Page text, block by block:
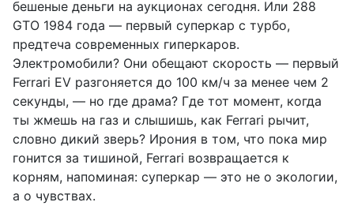
бешеные деньги на аукционах сегодня. Или 288
GTO 1984 года — первый суперкар с турбо,
предтеча современных гиперкаров.
Электромобили? Они обещают скорость — первый
Ferrari EV разгоняется до 100 км/ч за менее чем 2
секунды, — но где драма? Где тот момент, когда
ты жмешь на газ и слышишь, как Ferrari рычит,
словно дикий зверь? Ирония в том, что пока мир
гонится за тишиной, Ferrari возвращается к
корням, напоминая: суперкар — это не о экологии,
а о чувствах.